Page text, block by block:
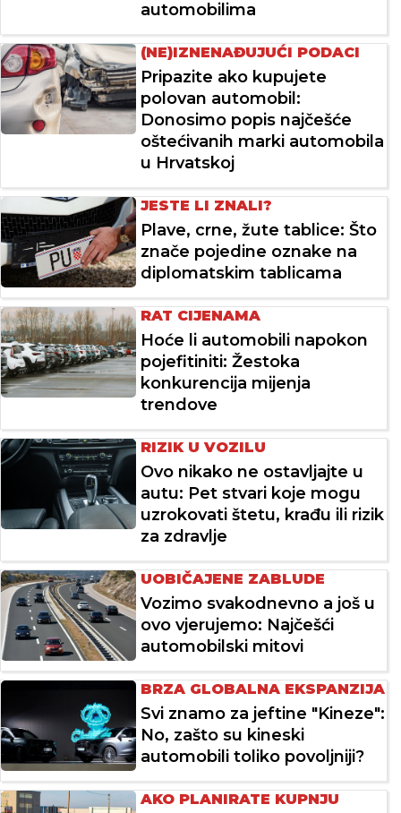
automobilima
(NE)IZNENAĐUJUĆI PODACI
Pripazite ako kupujete
polovan automobil:
Donosimo popis najčešće
oštećivanih marki automobila
u Hrvatskoj
JESTE LI ZNALI?
Plave, crne, žute tablice: Što
znače pojedine oznake na
diplomatskim tablicama
RAT CIJENAMA
Hoće li automobili napokon
pojefitiniti: Žestoka
konkurencija mijenja
trendove
RIZIK U VOZILU
Ovo nikako ne ostavljajte u
autu: Pet stvari koje mogu
uzrokovati štetu, krađu ili rizik
za zdravlje
UOBIČAJENE ZABLUDE
Vozimo svakodnevno a još u
ovo vjerujemo: Najčešći
automobilski mitovi
BRZA GLOBALNA EKSPANZIJA
Svi znamo za jeftine "Kineze":
No, zašto su kineski
automobili toliko povoljniji?
AKO PLANIRATE KUPNJU